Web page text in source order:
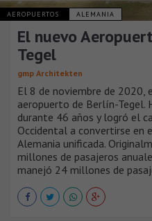
AEROPUERTOS ALEMANIA
El nuevo
Tegel
gmp Architekten
El 8 de noviembre de
aeropuerto de Berlín-Tegel.
durante 46 años y logró el
Occidental a convertirse en
Alemania unificada.
millones de pasajeros
manejó 24 millones de